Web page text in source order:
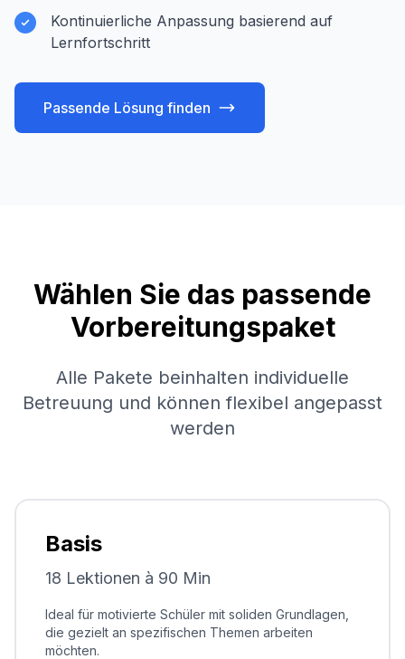
Kontinuierliche Anpassung basierend auf
Lernfortschritt
Passende Lösung finden
Wählen Sie das passende
Vorbereitungspaket
Alle Pakete beinhalten individuelle
Betreuung und können flexibel angepasst
werden
Basis
18 Lektionen à 90 Min
Ideal für motivierte Schüler mit soliden Grundlagen,
die gezielt an spezifischen Themen arbeiten
möchten.